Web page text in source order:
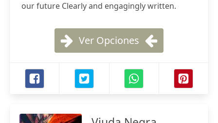
our future Clearly and engagingly written.
Ver Opciones